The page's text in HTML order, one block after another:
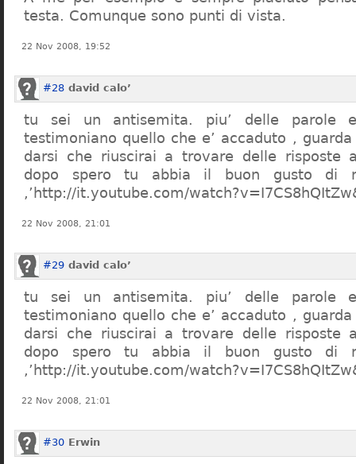
testa. Comunque sono punti di vista.
22 Nov 2008, 19:52
#28 david calo’
tu sei un antisemita. piu’ delle parole
testimoniano quello che e’ accaduto , guarda
darsi che riuscirai a trovare delle risposte
dopo spero tu abbia il buon gusto di
,’http://it.youtube.com/
22 Nov 2008, 21:01
#29 david calo’
tu sei un antisemita. piu’ delle parole
testimoniano quello che e’ accaduto , guarda
darsi che riuscirai a trovare delle risposte
dopo spero tu abbia il buon gusto di
,’http://it.youtube.com/
22 Nov 2008, 21:01
#30 Erwin